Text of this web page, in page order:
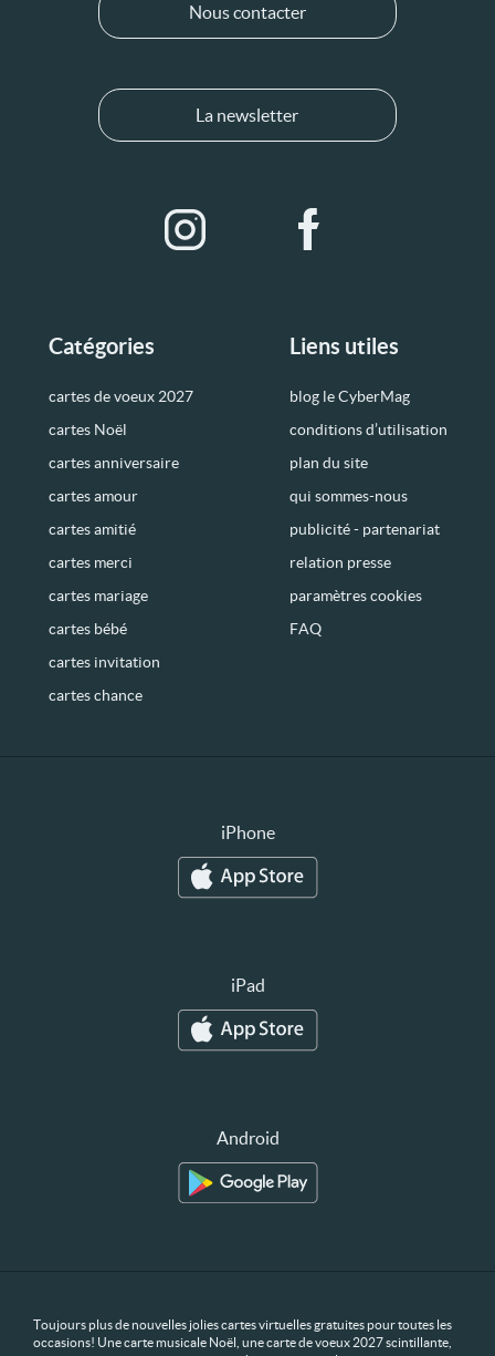
Catégories
cartes de voeux 2027
cartes Noël
cartes anniversaire
cartes amour
cartes amitié
cartes merci
cartes mariage
cartes bébé
cartes invitation
cartes chance
Liens utiles
blog le CyberMag
conditions d’utilisation
plan du site
qui sommes-nous
publicité - partenariat
relation presse
paramètres cookies
FAQ
Nous contacter
La newsletter
iPhone
iPad
Android
Toujours plus de nouvelles jolies cartes virtuelles gratuites pour toutes les
occasions! Une carte musicale Noël, une carte de voeux 2027 scintillante,